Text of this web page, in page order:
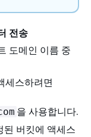
전송
도메인 이름 중
세스하려면
을 사용합니다.
된 버킷에 액세스